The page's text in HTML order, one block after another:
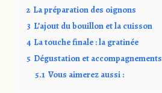
2 La préparation des oignons
3 L’ajout du bouillon et la cuisson
4 La touche finale : la gratinée
5 Dégustation et accompagnements
5.1 Vous aimerez aussi :